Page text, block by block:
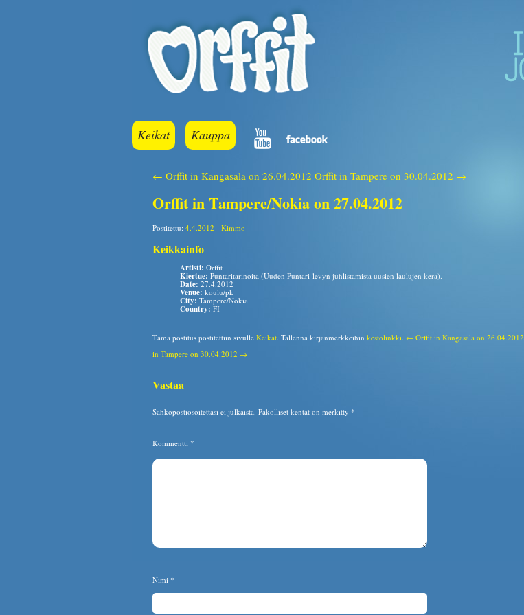
Keikat Kauppa
← Orffit in Kangasala on 26.04.2012 Orffit in Tampere on 30.04.2012 →
Orffit in Tampere/Nokia on 27.04.2012
Postitettu: 4.4.2012 - Kimmo
Keikkainfo
Artisti: Orffit
Kiertue: Puntaritarinoita (Uuden Puntari-levyn juhlistamista uusien laulujen kera).
Date: 27.4.2012
Venue: koulu/pk
City: Tampere/Nokia
Country: FI
Tämä postitus postitettiin sivulle Keikat. Tallenna kirjanmerkkeihin kestolinkki. ← Orffit in Kangasala on 26.04.2012
in Tampere on 30.04.2012 →
Vastaa
Sähköpostiosoitettasi ei julkaista. Pakolliset kentät on merkitty *
Kommentti *
Nimi *